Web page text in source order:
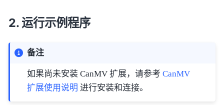
运行示例程序
备注
如果尚未安装 CanMV 扩展，请参考CanMV
扩展使用说明 进行安装和连接。